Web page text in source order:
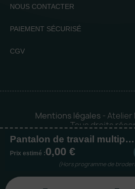
Pantalon de travail multipoches homme
Prix estimé :0,00 €
(Hors programme de
NOUS CONTACTER
PAIEMENT SÉCURISÉ
CGV
Mentions légales - Atelier
Tous droits
Mise en orbite 🪐
Agence web et